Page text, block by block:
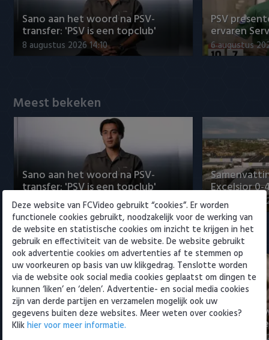
Vitesse
VVV Venlo
Sano aan het woord na PSV-
transfer: 'PSV is een topclub'
8 augustus 2026 14:10
PSV
ervaren
6 augustus
Meest bekeken
Sano aan het woord na PSV-
transfer: 'PSV is een topclub'
8 augustus 2026 14:10
Excelsior 0-
7 augustus
Eredivisie
Sano aan het woord na PSV-
transfer: 'PSV is een topclub' Excelsior
Deze website van FCVideo gebruikt “cookies”. Er worden
functionele cookies gebruikt, noodzakelijk voor de werking van
de website en statistische cookies om inzicht te krijgen in het
gebruik en effectiviteit van de website. De website gebruikt
ook advertentie cookies om advertenties af te stemmen op
uw voorkeuren op basis van uw klikgedrag. Tenslotte worden
via de website ook social media cookies geplaatst om dingen te
kunnen ‘liken’ en ‘delen’. Advertentie- en social media cookies
zijn van derde partijen en verzamelen mogelijk ook uw
gegevens buiten deze websites. Meer weten over cookies?
Klikhier voor meer informatie.